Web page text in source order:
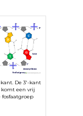
De 3'-kant
komt een vrij